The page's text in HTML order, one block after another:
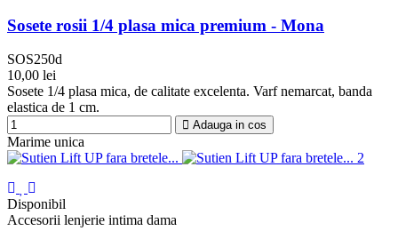
Sosete rosii 1/4 plasa mica premium - Mona
SOS250d
10,00 lei
Rosu
Sosete 1/4 plasa mica, de calitate excelenta. Varf nemarcat, banda
elastica de 1 cm.
Adauga in cos
Marime unica
Disponibil
Accesorii lenjerie intima dama